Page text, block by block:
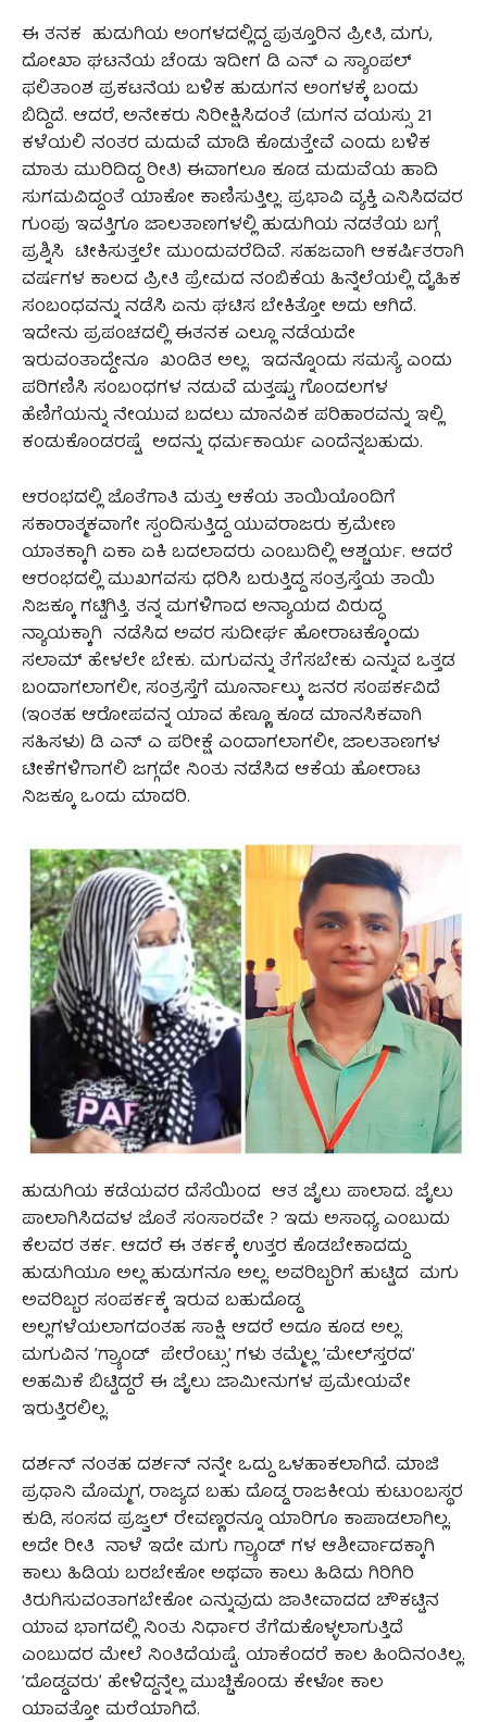
ಈ ತನಕ ಹುಡುಗಿಯ ಅಂಗಳದಲ್ಲಿದ್ದ ಪುತ್ತೂರಿನ ಪ್ರೀತಿ, ಮಗು,
ದೋಖಾ ಘಟನೆಯ ಚೆಂಡು ಇದೀಗ ಡಿ ಎನ್ ಎ ಸ್ಯಾಂಪಲ್
ಫಲಿತಾಂಶ ಪ್ರಕಟನೆಯ ಬಳಿಕ ಹುಡುಗನ ಅಂಗಳಕ್ಕೆ ಬಂದು
ಬಿದ್ದಿದೆ. ಆದರೆ, ಅನೇಕರು ನಿರೀಕ್ಷಿಸಿದಂತೆ (ಮಗನ ವಯಸ್ಸು 21
ಕಳೆಯಲಿ ನಂತರ ಮದುವೆ ಮಾಡಿ ಕೊಡುತ್ತೇವೆ ಎಂದು ಬಳಿಕ
ಮಾತು ಮುರಿದಿದ್ದ ರೀತಿ) ಈವಾಗಲೂ ಕೂಡ ಮದುವೆಯ ಹಾದಿ
ಸುಗಮವಿದ್ದಂತೆ ಯಾಕೋ ಕಾಣಿಸುತ್ತಿಲ್ಲ. ಪ್ರಭಾವಿ ವ್ಯಕ್ತಿ ಎನಿಸಿದವರ
ಗುಂಪು ಇವತ್ತಿಗೂ ಜಾಲತಾಣಗಳಲ್ಲಿ ಹುಡುಗಿಯ ನಡತೆಯ ಬಗ್ಗೆ
ಪ್ರಶ್ನಿಸಿ ಟೀಕಿಸುತ್ತಲೇ ಮುಂದುವರೆದಿವೆ. ಸಹಜವಾಗಿ ಆಕರ್ಷಿತರಾಗಿ
ವರ್ಷಗಳ ಕಾಲದ ಪ್ರೀತಿ ಪ್ರೇಮದ ನಂಬಿಕೆಯ ಹಿನ್ನೆಲೆಯಲ್ಲಿ ದೈಹಿಕ
ಸಂಬಂಧವನ್ನು ನಡೆಸಿ ಏನು ಘಟಿಸ ಬೇಕಿತ್ತೋ ಅದು ಆಗಿದೆ.
ಇದೇನು ಪ್ರಪಂಚದಲ್ಲಿ ಈತನಕ ಎಲ್ಲೂ ನಡೆಯದೇ
ಇರುವಂತಾದ್ದೇನೂ ಖಂಡಿತ ಅಲ್ಲ. ಇದನ್ನೊಂದು ಸಮಸ್ಯೆ ಎಂದು
ಪರಿಗಣಿಸಿ ಸಂಬಂಧಗಳ ನಡುವೆ ಮತ್ತಷ್ಟು ಗೊಂದಲಗಳ
ಹೆಣಿಗೆಯನ್ನು ನೇಯುವ ಬದಲು ಮಾನವಿಕ ಪರಿಹಾರವನ್ನು ಇಲ್ಲಿ
ಕಂಡುಕೊಂಡರಷ್ಟೆ ಅದನ್ನು ಧರ್ಮಕಾರ್ಯ ಎಂದೆನ್ನಬಹುದು.
ಆರಂಭದಲ್ಲಿ ಜೊತೆಗಾತಿ ಮತ್ತು ಆಕೆಯ ತಾಯಿಯೊಂದಿಗೆ
ಸಕಾರಾತ್ಮಕವಾಗೇ ಸ್ಪಂದಿಸುತ್ತಿದ್ದ ಯುವರಾಜರು ಕ್ರಮೇಣ
ಯಾತಕ್ಕಾಗಿ ಏಕಾ ಏಕಿ ಬದಲಾದರು ಎಂಬುದಿಲ್ಲಿ ಆಶ್ಚರ್ಯ. ಆದರೆ
ಆರಂಭದಲ್ಲಿ ಮುಖಗವಸು ಧರಿಸಿ ಬರುತ್ತಿದ್ದ ಸಂತ್ರಸ್ತೆಯ ತಾಯಿ
ನಿಜಕ್ಕೂ ಗಟ್ಟಿಗಿತ್ತಿ. ತನ್ನ ಮಗಳಿಗಾದ ಅನ್ಯಾಯದ ವಿರುದ್ಧ
ನ್ಯಾಯಕ್ಕಾಗಿ ನಡೆಸಿದ ಅವರ ಸುದೀರ್ಘ ಹೋರಾಟಕ್ಕೊಂದು
ಸಲಾಮ್ ಹೇಳಲೇ ಬೇಕು. ಮಗುವನ್ನು ತೆಗೆಸಬೇಕು ಎನ್ನುವ ಒತ್ತಡ
ಬಂದಾಗಲಾಗಲೀ, ಸಂತ್ರಸ್ತೆಗೆ ಮೂರ್ನಾಲ್ಕು ಜನರ ಸಂಪರ್ಕವಿದೆ
(ಇಂತಹ ಆರೋಪವನ್ನ ಯಾವ ಹೆಣ್ಣೂ ಕೂಡ ಮಾನಸಿಕವಾಗಿ
ಸಹಿಸಳು) ಡಿ ಎನ್ ಎ ಪರೀಕ್ಷೆ ಎಂದಾಗಲಾಗಲೀ, ಜಾಲತಾಣಗಳ
ಟೀಕೆಗಳಿಗಾಗಲಿ ಜಗ್ಗದೇ ನಿಂತು ನಡೆಸಿದ ಆಕೆಯ ಹೋರಾಟ
ನಿಜಕ್ಕೂ ಒಂದು ಮಾದರಿ.
ಹುಡುಗಿಯ ಕಡೆಯವರ ದೆಸೆಯಿಂದ ಆತ ಜೈಲು ಪಾಲಾದ. ಜೈಲು
ಪಾಲಾಗಿಸಿದವಳ ಜೊತೆ ಸಂಸಾರವೇ ? ಇದು ಅಸಾಧ್ಯ ಎಂಬುದು
ಕೆಲವರ ತರ್ಕ. ಆದರೆ ಈ ತರ್ಕಕ್ಕೆ ಉತ್ತರ ಕೊಡಬೇಕಾದದ್ದು
ಹುಡುಗಿಯೂ ಅಲ್ಲ ಹುಡುಗನೂ ಅಲ್ಲ. ಅವರಿಬ್ಬರಿಗೆ ಹುಟ್ಟಿದ ಮಗು
ಅವರಿಬ್ಬರ ಸಂಪರ್ಕಕ್ಕೆ ಇರುವ ಬಹುದೊಡ್ಡ
ಅಲ್ಲಗಳೆಯಲಾಗದಂತಹ ಸಾಕ್ಷಿ ಆದರೆ ಅದೂ ಕೂಡ ಅಲ್ಲ.
ಮಗುವಿನ ’ಗ್ರ್ಯಾಂಡ್ ಪೇರೆಂಟ್ಸು’ ಗಳು ತಮ್ಮೆಲ್ಲ ’ಮೇಲ್‌ಸ್ತರದ’
ಅಹಮಿಕೆ ಬಿಟ್ಟಿದ್ದರೆ ಈ ಜೈಲು ಜಾಮೀನುಗಳ ಪ್ರಮೇಯವೇ
ಇರುತ್ತಿರಲಿಲ್ಲ.
ದರ್ಶನ್ ನಂತಹ ದರ್ಶನ್ ನನ್ನೇ ಒದ್ದು ಒಳಹಾಕಲಾಗಿದೆ. ಮಾಜಿ
ಪ್ರಧಾನಿ ಮೊಮ್ಮಗ, ರಾಜ್ಯದ ಬಹು ದೊಡ್ಡ ರಾಜಕೀಯ ಕುಟುಂಬಸ್ಥರ
ಕುಡಿ, ಸಂಸದ ಪ್ರಜ್ವಲ್ ರೇವಣ್ಣರನ್ನೂ ಯಾರಿಗೂ ಕಾಪಾಡಲಾಗಿಲ್ಲ.
ಅದೇ ರೀತಿ ನಾಳೆ ಇದೇ ಮಗು ಗ್ರ್ಯಾಂಡ್ ಗಳ ಆಶೀರ್ವಾದಕ್ಕಾಗಿ
ಕಾಲು ಹಿಡಿಯ ಬರಬೇಕೋ ಅಥವಾ ಕಾಲು ಹಿಡಿದು ಗಿರಿಗಿರಿ
ತಿರುಗಿಸುವಂತಾಗಬೇಕೋ ಎನ್ನುವುದು ಜಾತೀವಾದದ ಚೌಕಟ್ಟಿನ
ಯಾವ ಭಾಗದಲ್ಲಿ ನಿಂತು ನಿರ್ಧಾರ ತೆಗೆದುಕೊಳ್ಳಲಾಗುತ್ತಿದೆ
ಎಂಬುದರ ಮೇಲೆ ನಿಂತಿದೆಯಷ್ಟೆ. ಯಾಕೆಂದರೆ ಕಾಲ ಹಿಂದಿನಂತಿಲ್ಲ.
’ದೊಡ್ಡವರುʼ ಹೇಳಿದ್ದನ್ನೆಲ್ಲ ಮುಚ್ಚಿಕೊಂಡು ಕೇಳೋ ಕಾಲ
ಯಾವತ್ತೋ ಮರೆಯಾಗಿದೆ.